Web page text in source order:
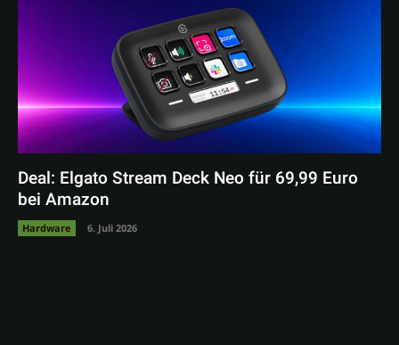
Deal: Elgato Stream Deck Neo für 69,99 Euro
bei Amazon
Hardware 6. Juli 2026